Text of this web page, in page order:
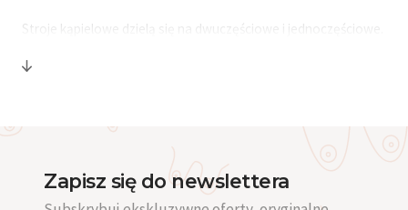
Stroje kąpielowe dzielą się na dwuczęściowe i jednoczęściowe.
trójkątnymi miseczkami, tankini z topem i majtkami, bando bez
wycięciami. Warto zapoznać się z ofertą
kostiumów
, które zapewniają świetną podporę i
Jak dobrać kostium do sylwetki
Zapisz się do newslettera